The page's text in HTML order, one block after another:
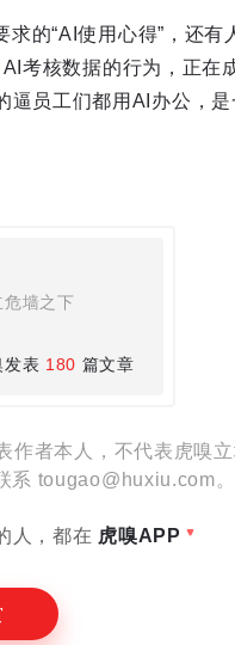
的“AI使用心得”，还
考核数据的行为，正在
员工们都用AI办公，
墙之下
发表 180 篇文章
者本人，不代表虎嗅立
系 tougao@huxiu.com。
人，都在 虎嗅APP